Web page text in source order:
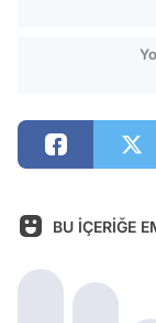
BU İÇERİĞE